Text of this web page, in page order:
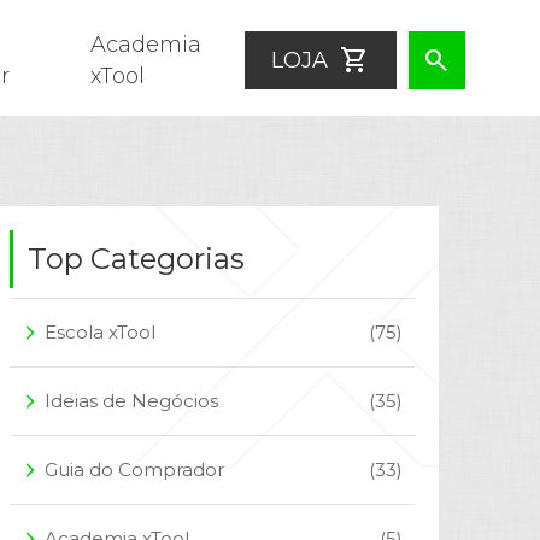
Academia
xTool
LOJA shopping_cart search
Top Categorias
arrow_forward_ios Escola xTool (75)
arrow_forward_ios Ideias de Negócios (35)
arrow_forward_ios Guia do Comprador (33)